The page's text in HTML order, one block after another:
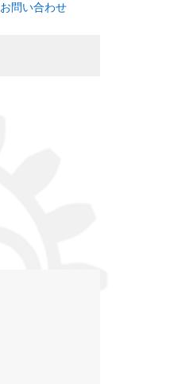
お問い合わせ